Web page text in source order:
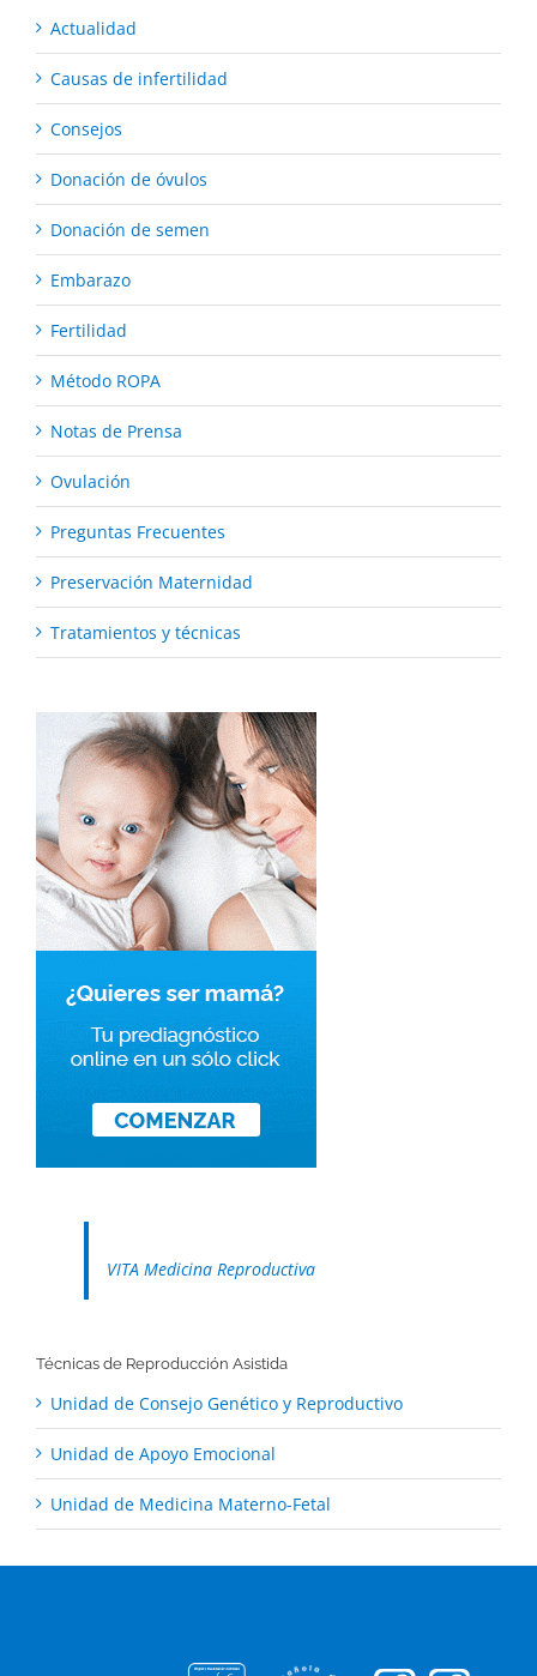
Actualidad
Causas de infertilidad
Consejos
Donación de óvulos
Donación de semen
Embarazo
Fertilidad
Método ROPA
Notas de Prensa
Ovulación
Preguntas Frecuentes
Preservación Maternidad
Tratamientos y técnicas
VITA Medicina Reproductiva
Técnicas de Reproducción Asistida
Unidad de Consejo Genético y Reproductivo
Unidad de Apoyo Emocional
Unidad de Medicina Materno-Fetal